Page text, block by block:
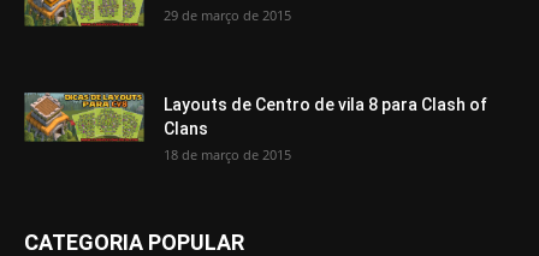
29 de março de 2015
Layouts de Centro de vila 8 para Clash of
Clans
18 de março de 2015
CATEGORIA POPULAR